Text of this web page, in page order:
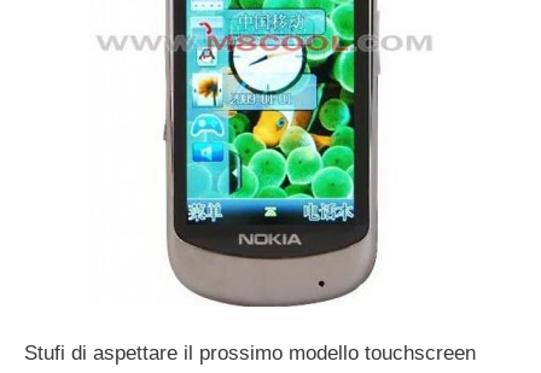
Stufi di aspettare il prossimo modello touchscreen